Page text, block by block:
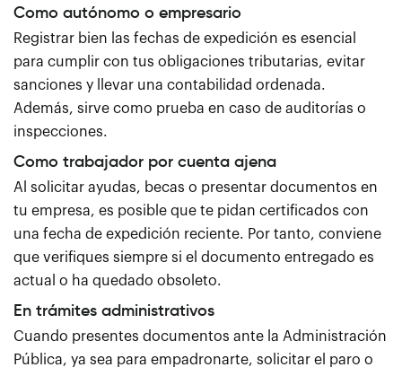
Como autónomo o empresario
Registrar bien las fechas de expedición es esencial
para cumplir con tus obligaciones tributarias, evitar
sanciones y llevar una contabilidad ordenada.
Además, sirve como prueba en caso de auditorías o
inspecciones.
Como trabajador por cuenta ajena
Al solicitar ayudas, becas o presentar documentos en
tu empresa, es posible que te pidan certificados con
una fecha de expedición reciente. Por tanto, conviene
que verifiques siempre si el documento entregado es
actual o ha quedado obsoleto.
En trámites administrativos
Cuando presentes documentos ante la Administración
Pública, ya sea para empadronarte, solicitar el paro o